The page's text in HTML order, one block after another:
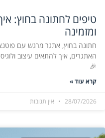
טיפים לחתונה בחוץ:
ומזמינה
חתונה בחוץ, אתגר מרגש עם
האתגרים, איך להתאים עיצוב
🎉
קרא עוד »
28/07/2026 אין תגובות